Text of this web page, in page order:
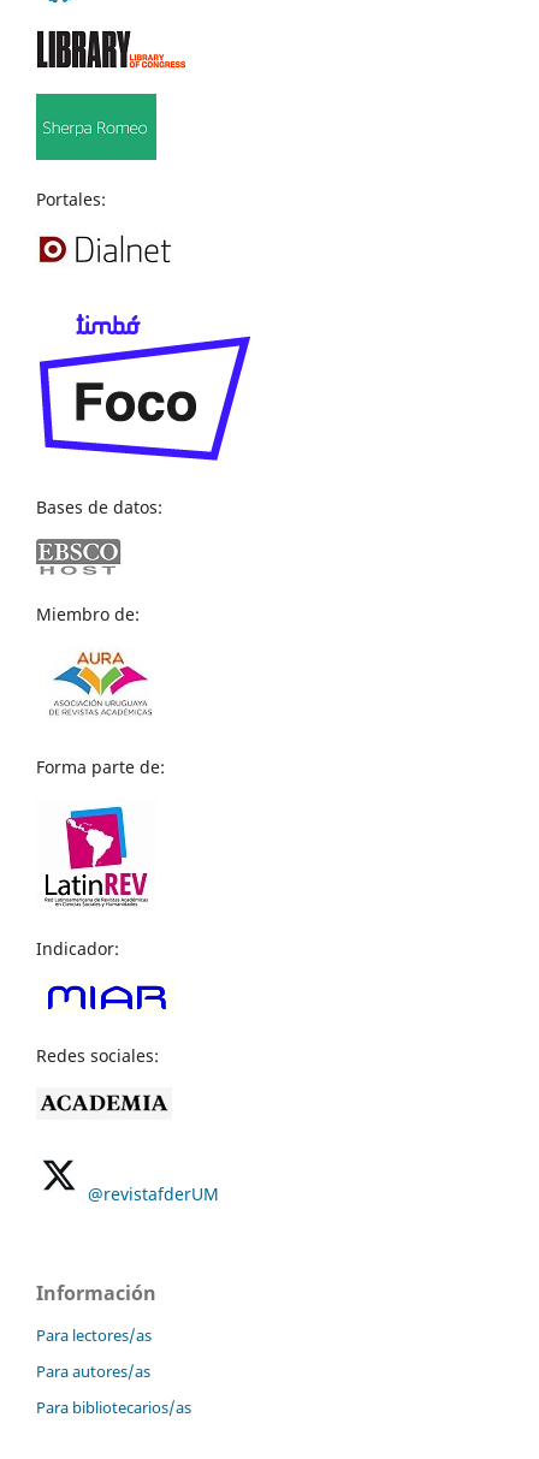
Portales:
Bases de datos:
Miembro de:
Forma parte de:
Indicador:
Redes sociales:
@revistafderUM
Información
Para lectores/as
Para autores/as
Para bibliotecarios/as